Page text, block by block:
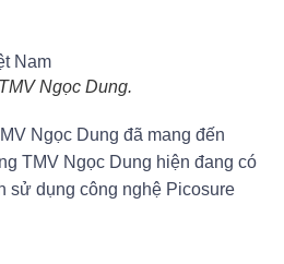
Ngọc Dung.
Ngọc Dung đã mang đến
TMV Ngọc Dung hiện đang có
sử dụng công nghệ Picosure